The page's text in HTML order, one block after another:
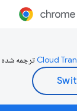
ترجمه